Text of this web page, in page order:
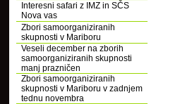
Interesni safari z IMZ in SČS
Nova vas
Zbori samoorganiziranih
skupnosti v Mariboru
Veseli december na zborih
samoorganiziranih skupnosti
manj prazničen
Zbori samoorganiziranih
skupnosti v Mariboru v zadnjem
tednu novembra